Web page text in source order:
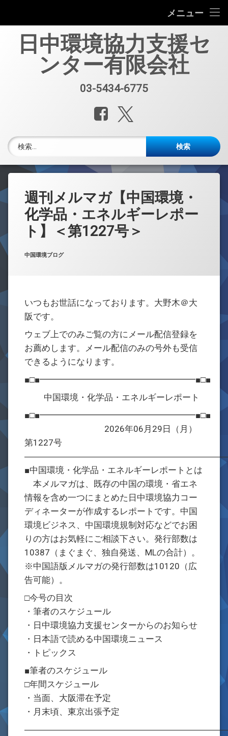
メニュー
中国環境規制対応セミナー（第33回）
中国環境規制対応支援業務紹介
セミナー、資料販売
中文
お問合せ
日中環境協力支援セ
ンター有限会社
03-5434-6775
Facebook
週刊メルマガ【中国環境・
化学品・エネルギーレポー
ト】＜第1227号＞
Posted on 2026年6月29日
Updated on 2026年6月29日
byw059105
カテゴリー:
中国環境ブログ
いつもお世話になっております。大野木＠大
阪です。
ウェブ上でのみご覧の方にメール配信登録を
お薦めします。メール配信のみの号外も受信
できるようになります。
■□■━━━━━━━━━━━━━━━━━━■□■
中国環境・化学品・エネルギーレポート
■□■━━━━━━━━━━━━━━━━━━■□■
2026年06月29日（月）
第1227号
■中国環境・化学品・エネルギーレポートとは
本メルマガは、既存の中国の環境・省エネ
情報を含め一つにまとめた日中環境協力コー
ディネーターが作成するレポートです。中国
環境ビジネス、中国環境規制対応などでお困
りの方はお気軽にご相談下さい。発行部数は
10387（まぐまぐ、独自発送、MLの合計）。
※中国語版メルマガの発行部数は10120（広
告可能）。
□今号の目次
・筆者のスケジュール
・日中環境協力支援センターからのお知らせ
・日本語で読める中国環境ニュース
・トピックス
■筆者のスケジュール
□年間スケジュール
・当面、大阪滞在予定
・月末頃、東京出張予定